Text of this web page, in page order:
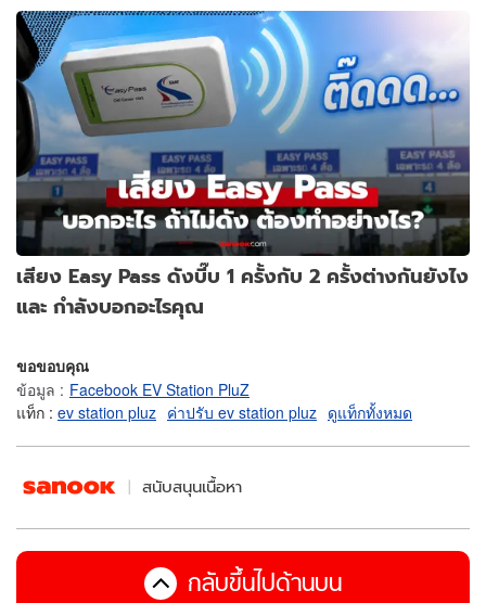
เสียง Easy Pass ดังบี๊บ 1 ครั้งกับ 2 ครั้งต่างกันยังไง
และ กำลังบอกอะไรคุณ
ขอขอบคุณ
ข้อมูล : Facebook EV Station PluZ
แท็ก : ev station pluz ค่าปรับ ev station pluz ดูแท็กทั้งหมด
สนับสนุนเนื้อหา
กลับขึ้นไปด้านบน